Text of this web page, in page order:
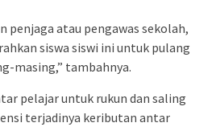
penjaga atau pengawas sekolah,
siswa siswi ini untuk pulang
masing,” tambahnya.
pelajar untuk rukun dan saling
terjadinya keributan antar